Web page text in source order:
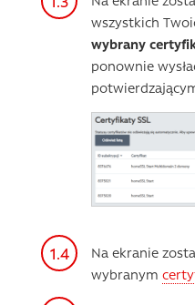
wszystkich
wybrany
ponownie
Na ekranie
wybranym